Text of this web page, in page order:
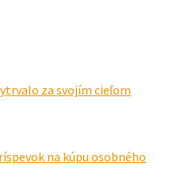
za svojím cieľom
na kúpu osobného